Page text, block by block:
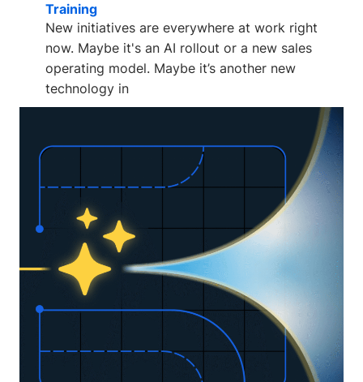
Training
New initiatives are everywhere at work right
now. Maybe it's an AI rollout or a new sales
operating model. Maybe it’s another new
technology in